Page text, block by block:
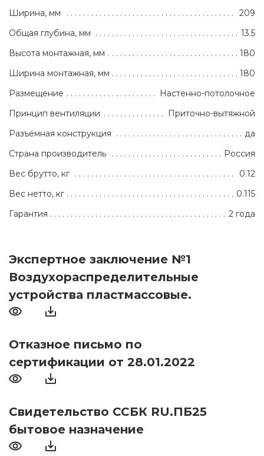
Ширина, мм
209
Общая глубина, мм
13.5
Высота монтажная, мм
180
Ширина монтажная, мм
180
Размещение
Настенно-потолочное
Принцип вентиляции
Приточно-вытяжной
Разъёмная конструкция
да
Страна производитель
Россия
Вес брутто, кг
0.12
Вес нетто, кг
0.115
Гарантия
2 года
Экспертное заключение №1
Воздухораспределительные
устройства пластмассовые.
Отказное письмо по
сертификации от 28.01.2022
Свидетельство ССБК RU.ПБ25
бытовое назначение